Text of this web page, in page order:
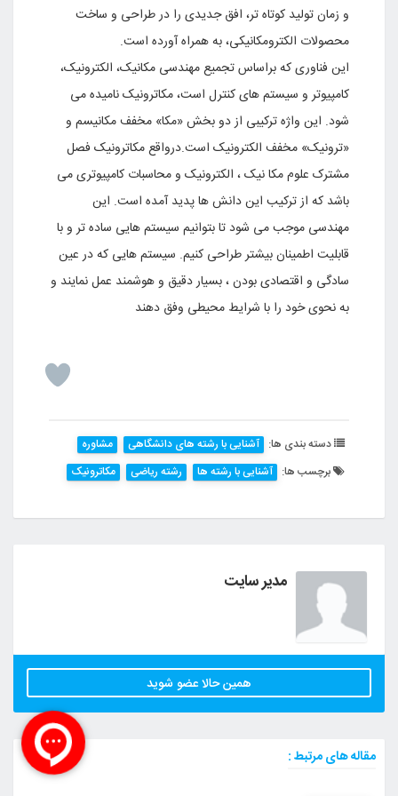
و زمان تولید کوتاه تر، افق جدیدى را در طراحى و ساخت
محصولات الکترومکانیکى، به همراه آورده است.
این فناورى که براساس تجمیع مهندسى مکانیک، الکترونیک،
کامپیوتر و سیستم هاى کنترل است، مکاترونیک نامیده مى
شود. این واژه ترکیبى از دو بخش «مکا» مخفف مکانیسم و
«ترونیک» مخفف الکترونیک است.درواقع مکاترونیک فصل
مشترک علوم مکا نیک ، الکترونیک و محاسبات کامپیوتری می
باشد که از ترکیب این دانش ها پدید آمده است. این
مهندسی موجب می شود تا بتوانیم سیستم هایی ساده تر و با
قابلیت اطمینان بیشتر طراحی کنیم. سیستم هایی که در عین
سادگی و اقتصادی بودن ، بسیار دقیق و هوشمند عمل نمایند و
به نحوی خود را با شرایط محیطی وفق دهند
دسته بندی ها: آشنایی با رشته های دانشگاهی
مشاوره
برچسب ها: آشنایی با رشته ها رشته ریاضی مکاترونیک
مدیر سایت
همین حالا عضو شوید
مقاله های مرتبط :